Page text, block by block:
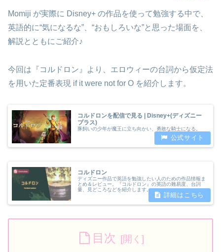
Momiji が実際に Disney+ の作品を使って勉強する中で、
英語的に“気になるな”、“おもしろいな”と思った場面を、
解説とともにご紹介♪
今回は『コルドロン』より、エロウィーの台詞から仮定法
を用いた定番表現 if it were not for O を紹介します。
コルドロンを配信で見る | Disney+(ディズニー
プラス)
豚飼いの少年が魔王に立ち向かい、勇敢な騎士になる。
コルドロン
ディズニー作品で英語を勉強したい人のための作品情報ま
とめ＆レビュー。『コルドロン』の英語の難易度、台詞
量、見どころなどを紹介します。
目次